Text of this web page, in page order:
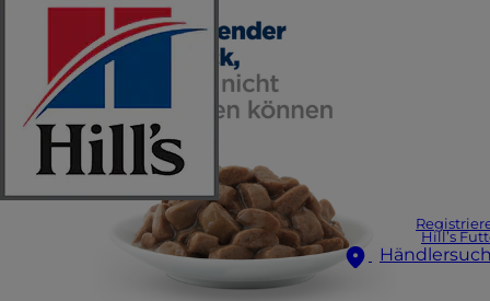
Hill’s